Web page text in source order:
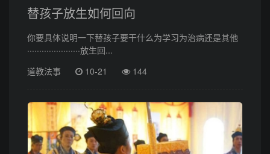
替孩子放生如何回向
你要具体说明一下替孩子要干什么为学习为治病还是其他
······················放生回...
道教法事
10-21 144